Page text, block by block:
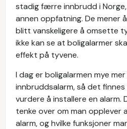
stadig færre innbrudd i
annen oppfatning. De mener
blitt vanskeligere å omsette
ikke kan se at boligalarmer
effekt på tyvene.
I dag er boligalarmen mye
innbruddsalarm, så det
vurdere å installere en alarm.
tenke over om man opplever
alarm, og hvilke funksjoner